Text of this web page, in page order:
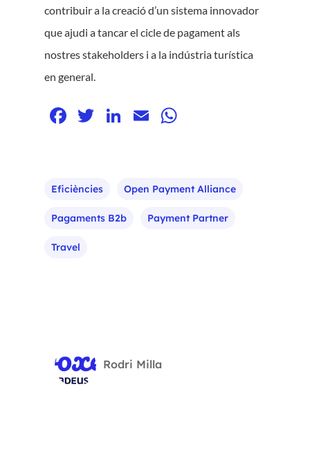
contribuir a la creació d’un sistema innovador
que ajudi a tancar el cicle de pagament als
nostres stakeholders i a la indústria turística
en general.
Facebook
Twitter
LinkedIn
Email
Eficiències Open Payment Alliance
Pagaments B2b Payment Partner
Travel
Rodri Milla